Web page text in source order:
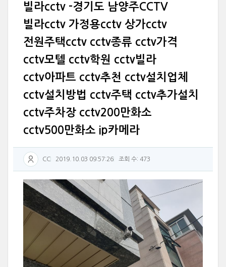
빌라cctv -경기도 남양주CCTV
빌라cctv 가정용cctv 상가cctv
전원주택cctv cctv종류 cctv가격
cctv모텔 cctv학원 cctv빌라
cctv아파트 cctv추천 cctv설치업체
cctv설치방법 cctv주택 cctv추가설치
cctv주차장 cctv200만화소
cctv500만화소 ip카메라
CC 2019.10.03 09:57:26 조회 수: 473